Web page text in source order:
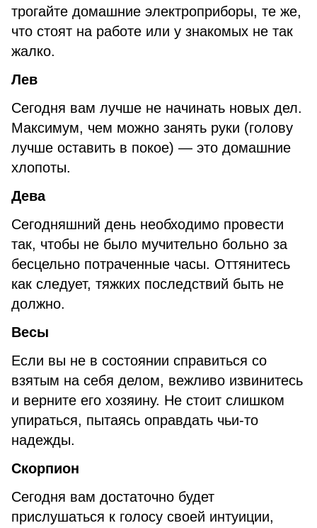
трогайте домашние электроприборы, те же,
что стоят на работе или у знакомых не так
жалко.
Лев
Сегодня вам лучше не начинать новых дел.
Максимум, чем можно занять руки (голову
лучше оставить в покое) — это домашние
хлопоты.
Дева
Сегодняшний день необходимо провести
так, чтобы не было мучительно больно за
бесцельно потраченные часы. Оттянитесь
как следует, тяжких последствий быть не
должно.
Весы
Если вы не в состоянии справиться со
взятым на себя делом, вежливо извинитесь
и верните его хозяину. Не стоит слишком
упираться, пытаясь оправдать чьи-то
надежды.
Скорпион
Сегодня вам достаточно будет
прислушаться к голосу своей интуиции,